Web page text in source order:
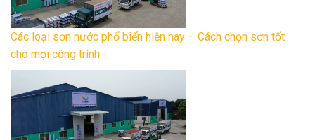
Các loại sơn nước phổ biến hiện nay – Cách chọn sơn tốt
cho mọi công trình